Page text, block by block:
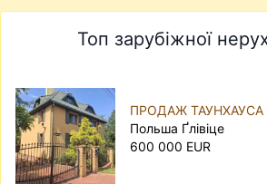
Топ зарубіжної
ПРОДАЖ ТАУНХАУСА
Польша Ґлівіце
600 000 EUR